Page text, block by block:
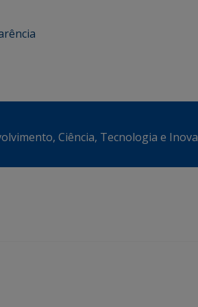
Ciência, Tecnologia e